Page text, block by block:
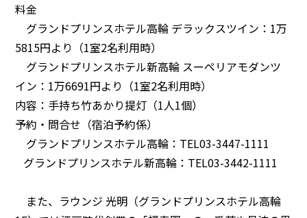
料金
グランドプリンスホテル高輪 デラックスツイン：1万
5815円より（1室2名利用時）
グランドプリンスホテル新高輪 スーペリアモダンツ
イン：1万6691円より（1室2名利用時）
内容：手持ち竹あかり提灯（1人1個）
予約・問合せ（宿泊予約係）
グランドプリンスホテル高輪：TEL03-3447-1111
グランドプリンスホテル新高輪：TEL03-3442-1111
また、ラウンジ 光明（グランドプリンスホテル高輪